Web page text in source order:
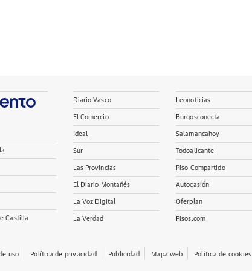
Castilla
Diario Vasco
El Comercio
Ideal
Sur
Las Provincias
El Diario Montañés
La Voz Digital
La Verdad
Leonoticias
Burgosconecta
Salamancahoy
Todoalicante
Piso Compartido
Autocasión
Oferplan
Pisos.com
uso Política de privacidad Publicidad Mapa web Política de cookies